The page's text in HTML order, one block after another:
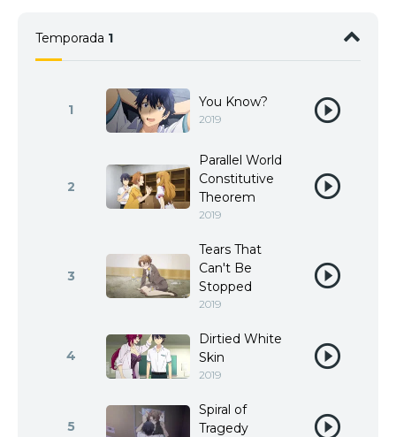
Temporada 1
1 You Know?
2019
2
Parallel World
Constitutive
Theorem
2019
3
Tears That
Can't Be
Stopped
2019
4
Dirtied White
Skin
2019
5
Spiral of
Tragedy